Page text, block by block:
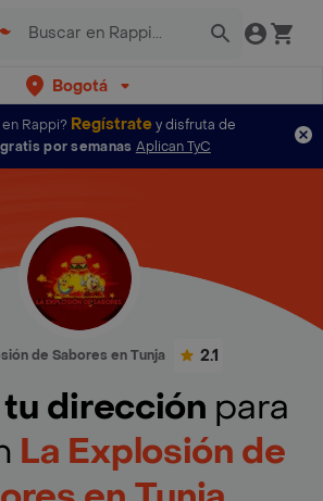
Bogotá
Rappi? Regístratey disfruta de
por semanas Aplican TyC
de Sabores en Tunja 2.1
dirección para
La Explosión de